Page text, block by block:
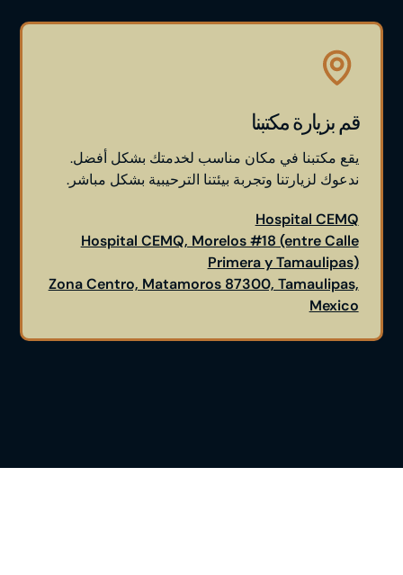
قم بزيارة مكتبنا
يقع مكتبنا في مكان مناسب لخدمتك بشكل أفضل.
ندعوك لزيارتنا وتجربة بيئتنا الترحيبية بشكل مباشر.
Hospital CEMQ
Hospital CEMQ, Morelos #18 (entre Calle
Primera y Tamaulipas)
Zona Centro, Matamoros 87300, Tamaulipas,
Mexico